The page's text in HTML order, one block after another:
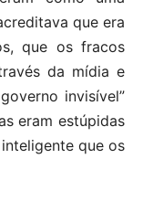
que era
que os fracos
da mídia e
invisível”
eram estúpidas
que os